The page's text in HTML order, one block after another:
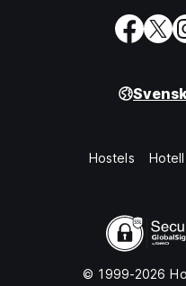
Hostels Hotell
© 1999-2026